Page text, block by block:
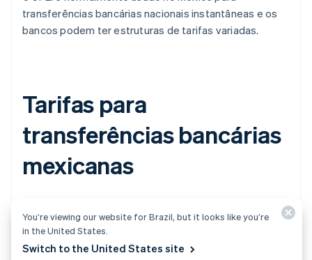
transferências bancárias nacionais instantâneas e os
bancos podem ter estruturas de tarifas variadas.
Tarifas para
transferências bancárias
mexicanas
bancária para alguns dos principais bancos do México, a
partir de 2026:
You’re viewing our website for Brazil, but it looks like you’re
in the United States.
Switch to the United States site